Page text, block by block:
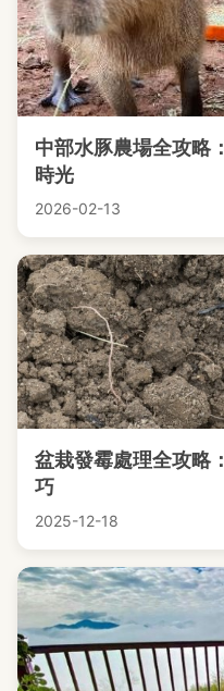
中部水豚農場全攻略
時光
2026-02-13
盆栽發霉處理全攻略
巧
2025-12-18